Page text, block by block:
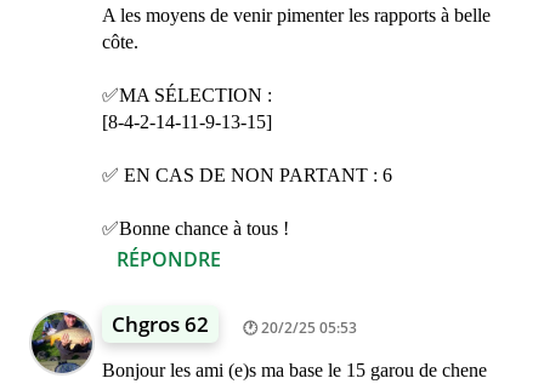
A les moyens de venir pimenter les rapports à belle
côte.
✅MA SÉLECTION :
[8-4-2-14-11-9-13-15]
✅ EN CAS DE NON PARTANT : 6
✅Bonne chance à tous !
RÉPONDRE
Chgros 62 20/2/25 05:53
Bonjour les ami (e)s ma base le 15 garou de chene